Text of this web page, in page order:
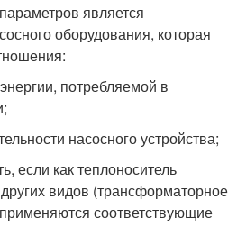
является
оборудования, которая
потребляемой в
насосного устройства;
если как теплоноситель
видов (трансформаторное
соответствующие